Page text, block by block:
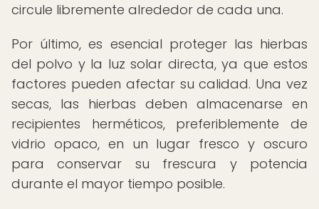
circule libremente alrededor de cada una.
Por último, es esencial proteger las hierbas
del polvo y la luz solar directa, ya que estos
factores pueden afectar su calidad. Una vez
secas, las hierbas deben almacenarse en
recipientes herméticos, preferiblemente de
vidrio opaco, en un lugar fresco y oscuro
para conservar su frescura y potencia
durante el mayor tiempo posible.